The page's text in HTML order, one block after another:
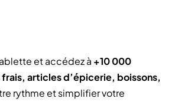
et accédez à +10 000
articles d’épicerie, boissons,
rythme et simplifier votre